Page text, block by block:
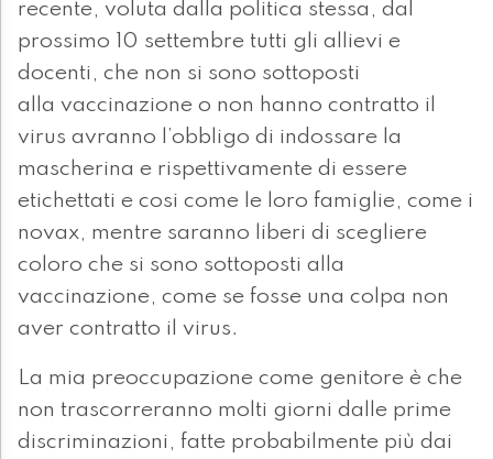
recente, voluta dalla politica stessa, dal
prossimo 10 settembre tutti gli allievi e
docenti, che non si sono sottoposti
alla vaccinazione o non hanno contratto il
virus avranno l’obbligo di indossare la
mascherina e rispettivamente di essere
etichettati e cosi come le loro famiglie, come i
novax, mentre saranno liberi di scegliere
coloro che si sono sottoposti alla
vaccinazione, come se fosse una colpa non
aver contratto il virus.
La mia preoccupazione come genitore è che
non trascorreranno molti giorni dalle prime
discriminazioni, fatte probabilmente più dai